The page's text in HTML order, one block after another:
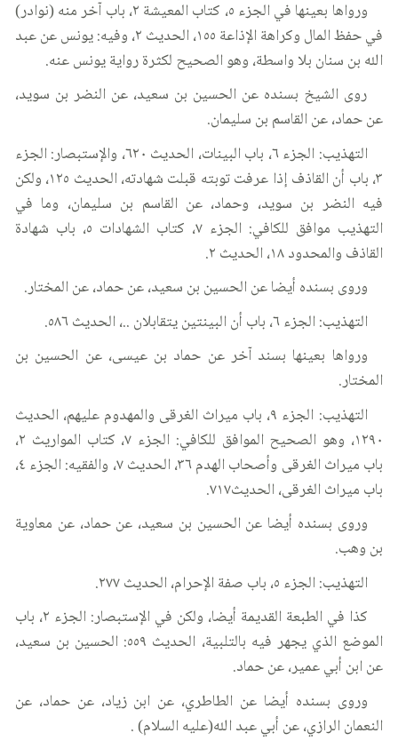
ورواها بعينها في الجزء ٥، كتاب المعيشة ٢، باب آخر منه (نوادر)
في حفظ المال وكراهة الإذاعة ١٥٥، الحديث ٢، وفيه: يونس عن عبد
الله بن سنان بلا واسطة، وهو الصحيح لكثرة رواية يونس عنه.
روى الشيخ بسنده عن الحسين بن سعيد، عن النضر بن سويد،
عن حماد، عن القاسم بن سليمان.
التهذيب: الجزء ٦، باب البينات، الحديث ٦٢٠، والإستبصار: الجزء
٣، باب أن القاذف إذا عرفت توبته قبلت شهادته، الحديث ١٢٥، ولكن
فيه النضر بن سويد، وحماد، عن القاسم بن سليمان، وما في
التهذيب موافق للكافي: الجزء ٧، كتاب الشهادات ٥، باب شهادة
القاذف والمحدود ١٨، الحديث ٢.
وروى بسنده أيضا عن الحسين بن سعيد، عن حماد، عن المختار.
التهذيب: الجزء ٦، باب أن البينتين يتقابلان ..، الحديث ٥٨٦.
ورواها بعينها بسند آخر عن حماد بن عيسى، عن الحسين بن
المختار.
التهذيب: الجزء ٩، باب ميراث الغرقى والمهدوم عليهم، الحديث
١٢٩٠، وهو الصحيح الموافق للكافي: الجزء ٧، كتاب المواريث ٢،
باب ميراث الغرقى وأصحاب الهدم ٣٦، الحديث ٧، والفقيه: الجزء ٤،
باب ميراث الغرقى، الحديث٧١٧.
وروى بسنده أيضا عن الحسين بن سعيد، عن حماد، عن معاوية
بن وهب.
التهذيب: الجزء ٥، باب صفة الإحرام، الحديث ٢٧٧.
كذا في الطبعة القديمة أيضا، ولكن في الإستبصار: الجزء ٢، باب
الموضع الذي يجهر فيه بالتلبية، الحديث ٥٥٩: الحسين بن سعيد،
عن ابن أبي عمير، عن حماد.
وروى بسنده أيضا عن الطاطري، عن ابن زياد، عن حماد، عن
النعمان الرازي، عن أبي عبد الله(عليه السلام) .